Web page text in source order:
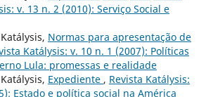
v. 13 n. 2 (2010): Serviço Social e
Normas para apresentação de
Katálysis: v. 10 n. 1 (2007): Políticas
Lula: promessas e realidade
Expediente , Revista Katálysis:
Estado e política social na América